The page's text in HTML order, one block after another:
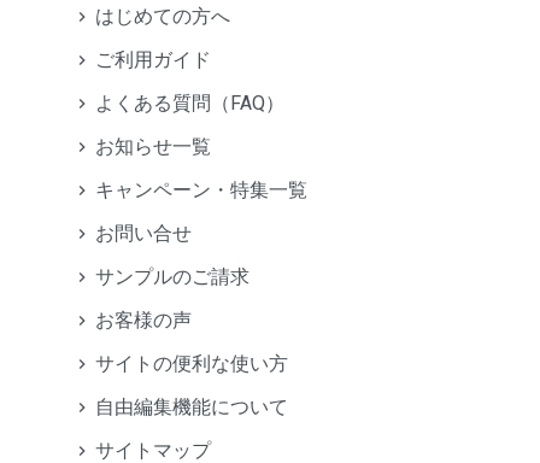
はじめての方へ
ご利用ガイド
よくある質問（FAQ）
お知らせ一覧
キャンペーン・特集一覧
お問い合せ
サンプルのご請求
お客様の声
サイトの便利な使い方
自由編集機能について
サイトマップ